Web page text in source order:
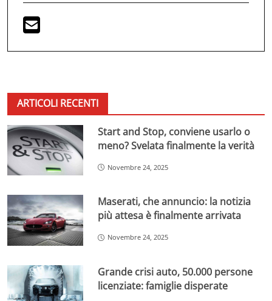
ARTICOLI RECENTI
Start and Stop, conviene usarlo o
meno? Svelata finalmente la verità
Novembre 24, 2025
Maserati, che annuncio: la notizia
più attesa è finalmente arrivata
Novembre 24, 2025
Grande crisi auto, 50.000 persone
licenziate: famiglie disperate